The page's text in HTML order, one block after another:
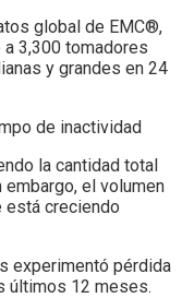
global de EMC®,
3,300 tomadores
y grandes en 24
de inactividad
la cantidad total
el volumen
está creciendo
experimentó pérdida
últimos 12 meses.